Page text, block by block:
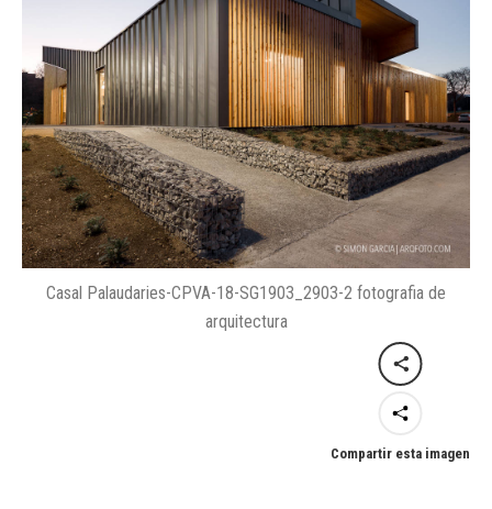
Casal Palaudaries-CPVA-18-SG1903_2903-2 fotografia de
arquitectura
Compartir esta imagen